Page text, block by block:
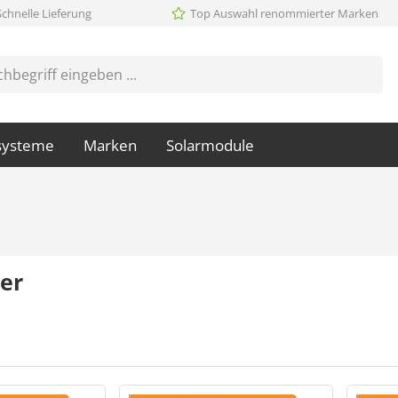
Lieferung Top Auswahl renommierter Marken
Marken Solarmodule